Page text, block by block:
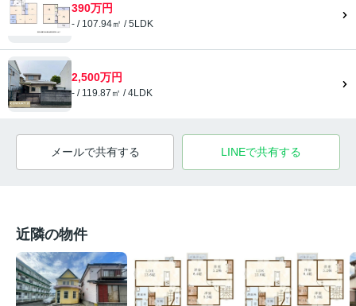
390万円
- / 107.94㎡ / 5LDK
2,500万円
- / 119.87㎡ / 4LDK
メールで共有する LINEで共有する
近隣の物件